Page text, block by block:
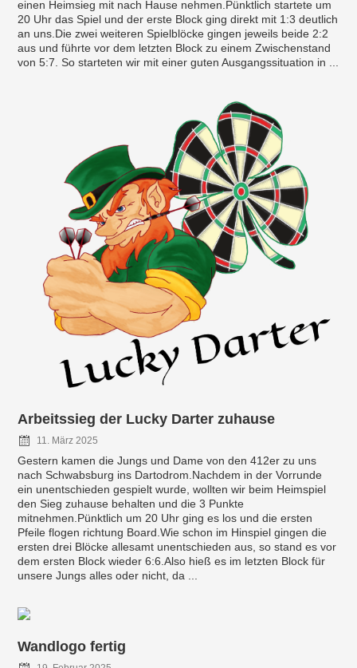
einen Heimsieg mit nach Hause nehmen.Pünktlich startete um
20 Uhr das Spiel und der erste Block ging direkt mit 1:3 deutlich
an uns.Die zwei weiteren Spielblöcke gingen jeweils beide 2:2
aus und führte vor dem letzten Block zu einem Zwischenstand
von 5:7. So starteten wir mit einer guten Ausgangssituation in ...
Arbeitssieg der Lucky Darter zuhause
11. März 2025
Gestern kamen die Jungs und Dame von den 412er zu uns
nach Schwabsburg ins Dartodrom.Nachdem in der Vorrunde
ein unentschieden gespielt wurde, wollten wir beim Heimspiel
den Sieg zuhause behalten und die 3 Punkte
mitnehmen.Pünktlich um 20 Uhr ging es los und die ersten
Pfeile flogen richtung Board.Wie schon im Hinspiel gingen die
ersten drei Blöcke allesamt unentschieden aus, so stand es vor
dem ersten Block wieder 6:6.Also hieß es im letzten Block für
unsere Jungs alles oder nicht, da ...
Wandlogo fertig